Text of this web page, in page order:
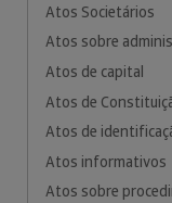
Atos Societários
Atos sobre
Atos de capital
Atos de
Atos de
Atos informativos
Atos sobre